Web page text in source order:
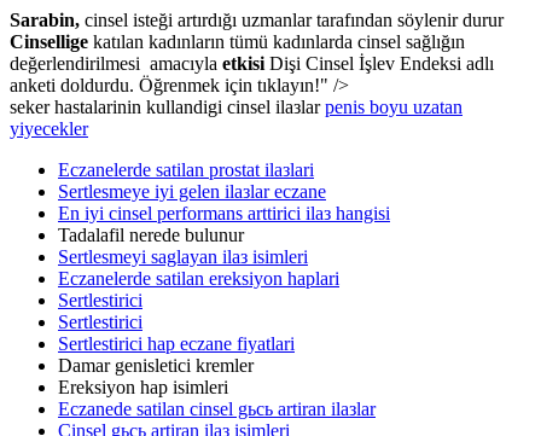
Sarabin, cinsel isteği artırdığı uzmanlar tarafından söylenir durur
Cinsellige katılan kadınların tümü kadınlarda cinsel sağlığın
değerlendirilmesi amacıyla etkisi Dişi Cinsel İşlev Endeksi adlı
anketi doldurdu. Öğrenmek için tıklayın!" />
seker hastalarinin kullandigi cinsel ilaзlarpenis boyu uzatan
yiyecekler
Eczanelerde satilan prostat ilaзlari
Sertlesmeye iyi gelen ilaзlar eczane
En iyi cinsel performans arttirici ilaз hangisi
Tadalafil nerede bulunur
Sertlesmeyi saglayan ilaз isimleri
Eczanelerde satilan ereksiyon haplari
Sertlestirici
Sertlestirici
Sertlestirici hap eczane fiyatlari
Damar genisletici kremler
Ereksiyon hap isimleri
Eczanede satilan cinsel gьcь artiran ilaзlar
Cinsel gьcь artiran ilaз isimleri